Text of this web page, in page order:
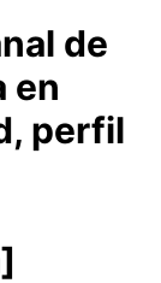
de
en
perfil